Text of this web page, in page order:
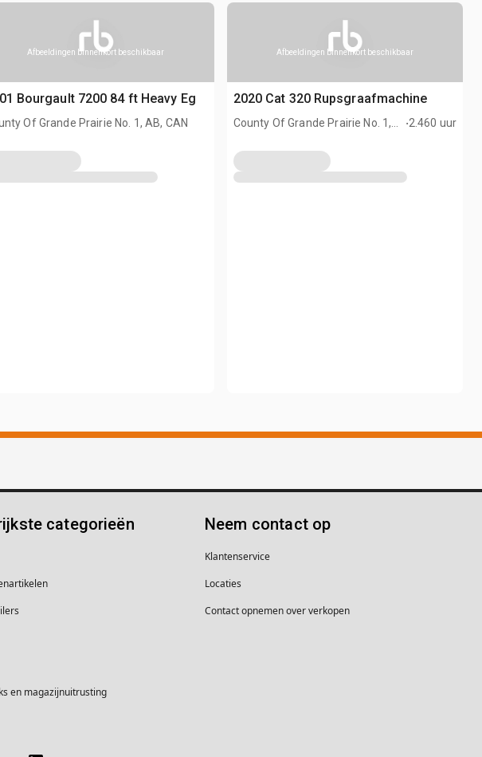
Afbeeldingen binnenkort beschikbaar
Bourgault 7200 84 ft Heavy Eg
Of Grande Prairie No. 1, AB, CAN
Afbeeldingen binnenkort beschikbaar
2020 Cat 320 Rupsgraafmachine
County Of Grande Prairie No. 1,
.2.460 uur
categorieën
en magazijnuitrusting
Neem contact op
Klantenservice
Locaties
Contact opnemen over verkopen